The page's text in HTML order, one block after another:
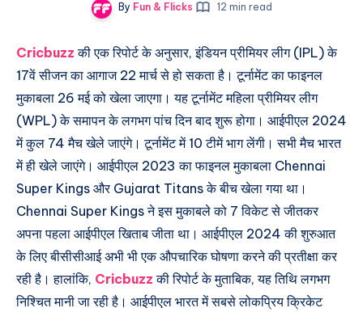
By Fun & Flicks 12 min read
Cricbuzz की एक रिपोर्ट के अनुसार, इंडियन प्रीमियर लीग (IPL) के
17वें सीजन का आगाज 22 मार्च से हो सकता है। टूर्नामेंट का फाइनल
मुकाबला 26 मई को खेला जाएगा। यह टूर्नामेंट महिला प्रीमियर लीग
(WPL) के समापन के लगभग पांच दिन बाद शुरू होगा। आईपीएल 2024
में कुल 74 मैच खेले जाएंगे। टूर्नामेंट में 10 टीमें भाग लेंगी। सभी मैच भारत
में ही खेले जाएंगे। आईपीएल 2023 का फाइनल मुकाबला Chennai
Super Kings और Gujarat Titans के बीच खेला गया था।
Chennai Super Kings ने इस मुकाबले को 7 विकेट से जीतकर
अपना पहला आईपीएल खिताब जीता था। आईपीएल 2024 की शुरुआत
के लिए बीसीसीआई अभी भी एक औपचारिक घोषणा करने की प्रतीक्षा कर
रही है। हालांकि, Cricbuzz की रिपोर्ट के मुताबिक, यह तिथि लगभग
निश्चित मानी जा रही है। आईपीएल भारत में सबसे लोकप्रिय क्रिकेट